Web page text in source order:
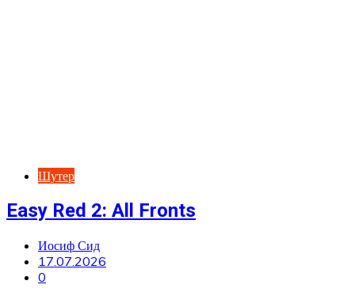
Шутер
Easy Red 2: All Fronts
Иосиф Сид
17.07.2026
0